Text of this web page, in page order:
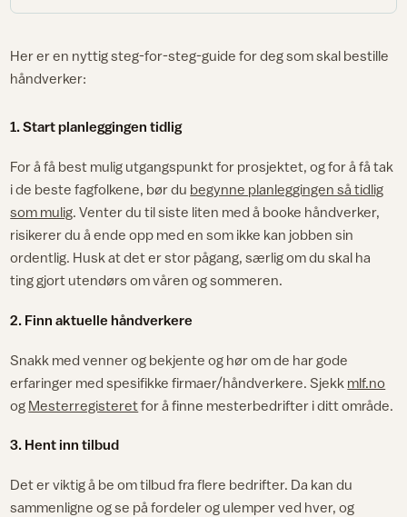
Her er en nyttig steg-for-steg-guide for deg som skal bestille
håndverker:
1. Start planleggingen tidlig
For å få best mulig utgangspunkt for prosjektet, og for å få tak
i de beste fagfolkene, bør du begynne planleggingen så tidlig
som mulig. Venter du til siste liten med å booke håndverker,
risikerer du å ende opp med en som ikke kan jobben sin
ordentlig. Husk at det er stor pågang, særlig om du skal ha
ting gjort utendørs om våren og sommeren.
2. Finn aktuelle håndverkere
Snakk med venner og bekjente og hør om de har gode
erfaringer med spesifikke firmaer/håndverkere. Sjekk mlf.no
og Mesterregisteretfor å finne mesterbedrifter i ditt område.
3. Hent inn tilbud
Det er viktig å be om tilbud fra flere bedrifter. Da kan du
sammenligne og se på fordeler og ulemper ved hver, og